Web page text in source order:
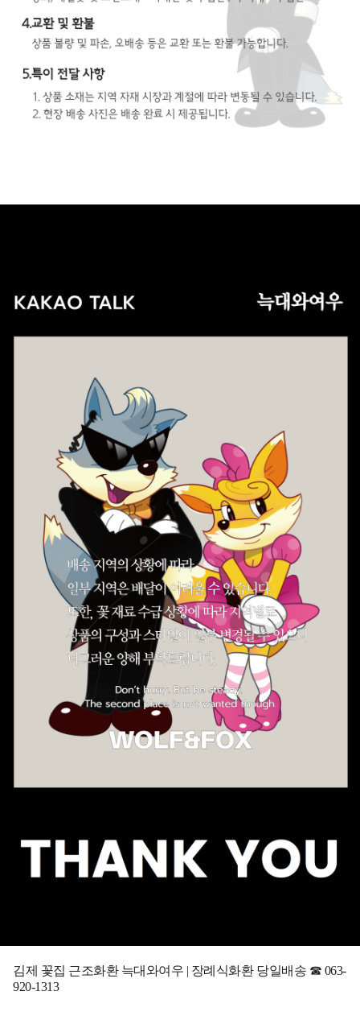
김제 꽃집 근조화환 늑대와여우 | 장례식화환 당일배송 ☎ 063-
920-1313